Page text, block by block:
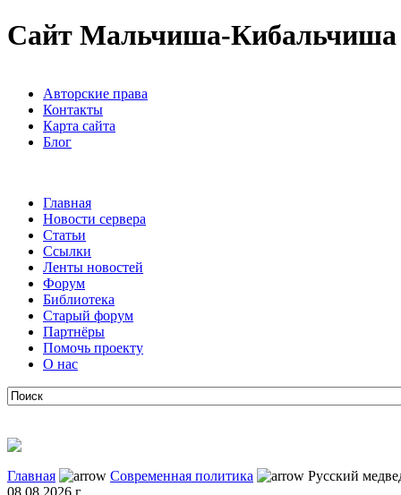
Сайт Мальчиша-Кибальчиша
Авторские права
Контакты
Карта сайта
Блог
Главная
Новости сервера
Статьи
Ссылки
Ленты новостей
Форум
Библиотека
Старый форум
Партнёры
Помочь проекту
О нас
Главная Современная политика
Русский
08.08.2026 г.